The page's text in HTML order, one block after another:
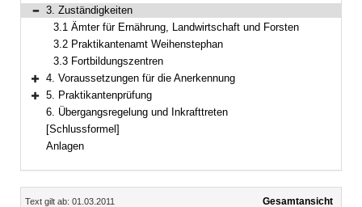
Bereich reduzieren
3. Zuständigkeiten
3.1 Ämter für Ernährung, Landwirtschaft und Forsten
3.2 Praktikantenamt Weihenstephan
3.3 Fortbildungszentren
Bereich erweitern
4. Voraussetzungen für die Anerkennung
Bereich erweitern
5. Praktikantenprüfung
6. Übergangsregelung und Inkrafttreten
[Schlussformel]
Anlagen
Inhalt
Text gilt ab: 01.03.2011
Gesamtansicht